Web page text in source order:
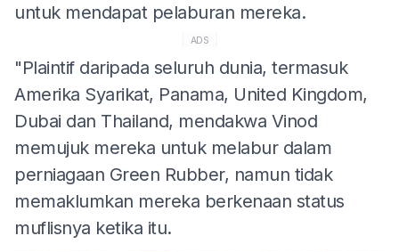
untuk mendapat pelaburan mereka.
ADS
"Plaintif daripada seluruh dunia, termasuk
Amerika Syarikat, Panama, United Kingdom,
Dubai dan Thailand, mendakwa Vinod
memujuk mereka untuk melabur dalam
perniagaan Green Rubber, namun tidak
memaklumkan mereka berkenaan status
muflisnya ketika itu.